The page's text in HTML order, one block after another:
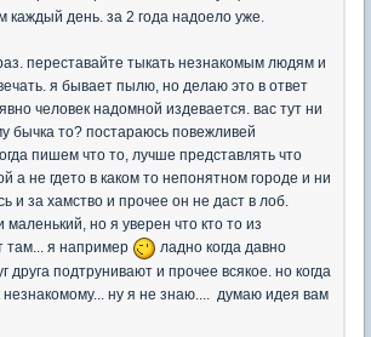
каждый день. за 2 года надоело уже.
переставайте тыкать незнакомым людям и
я бывает пылю, но делаю это в ответ
человек надомной издевается. вас тут ни
бычка то? постараюсь повежливей
пишем что то, лучше представлять что
а не гдето в каком то непонятном городе и ни
и за хамство и прочее он не даст в лоб.
маленький, но я уверен что кто то из
там... я например
ладно когда давно
друга подтрунивают и прочее всякое. но когда
ну я не знаю.... думаю идея вам